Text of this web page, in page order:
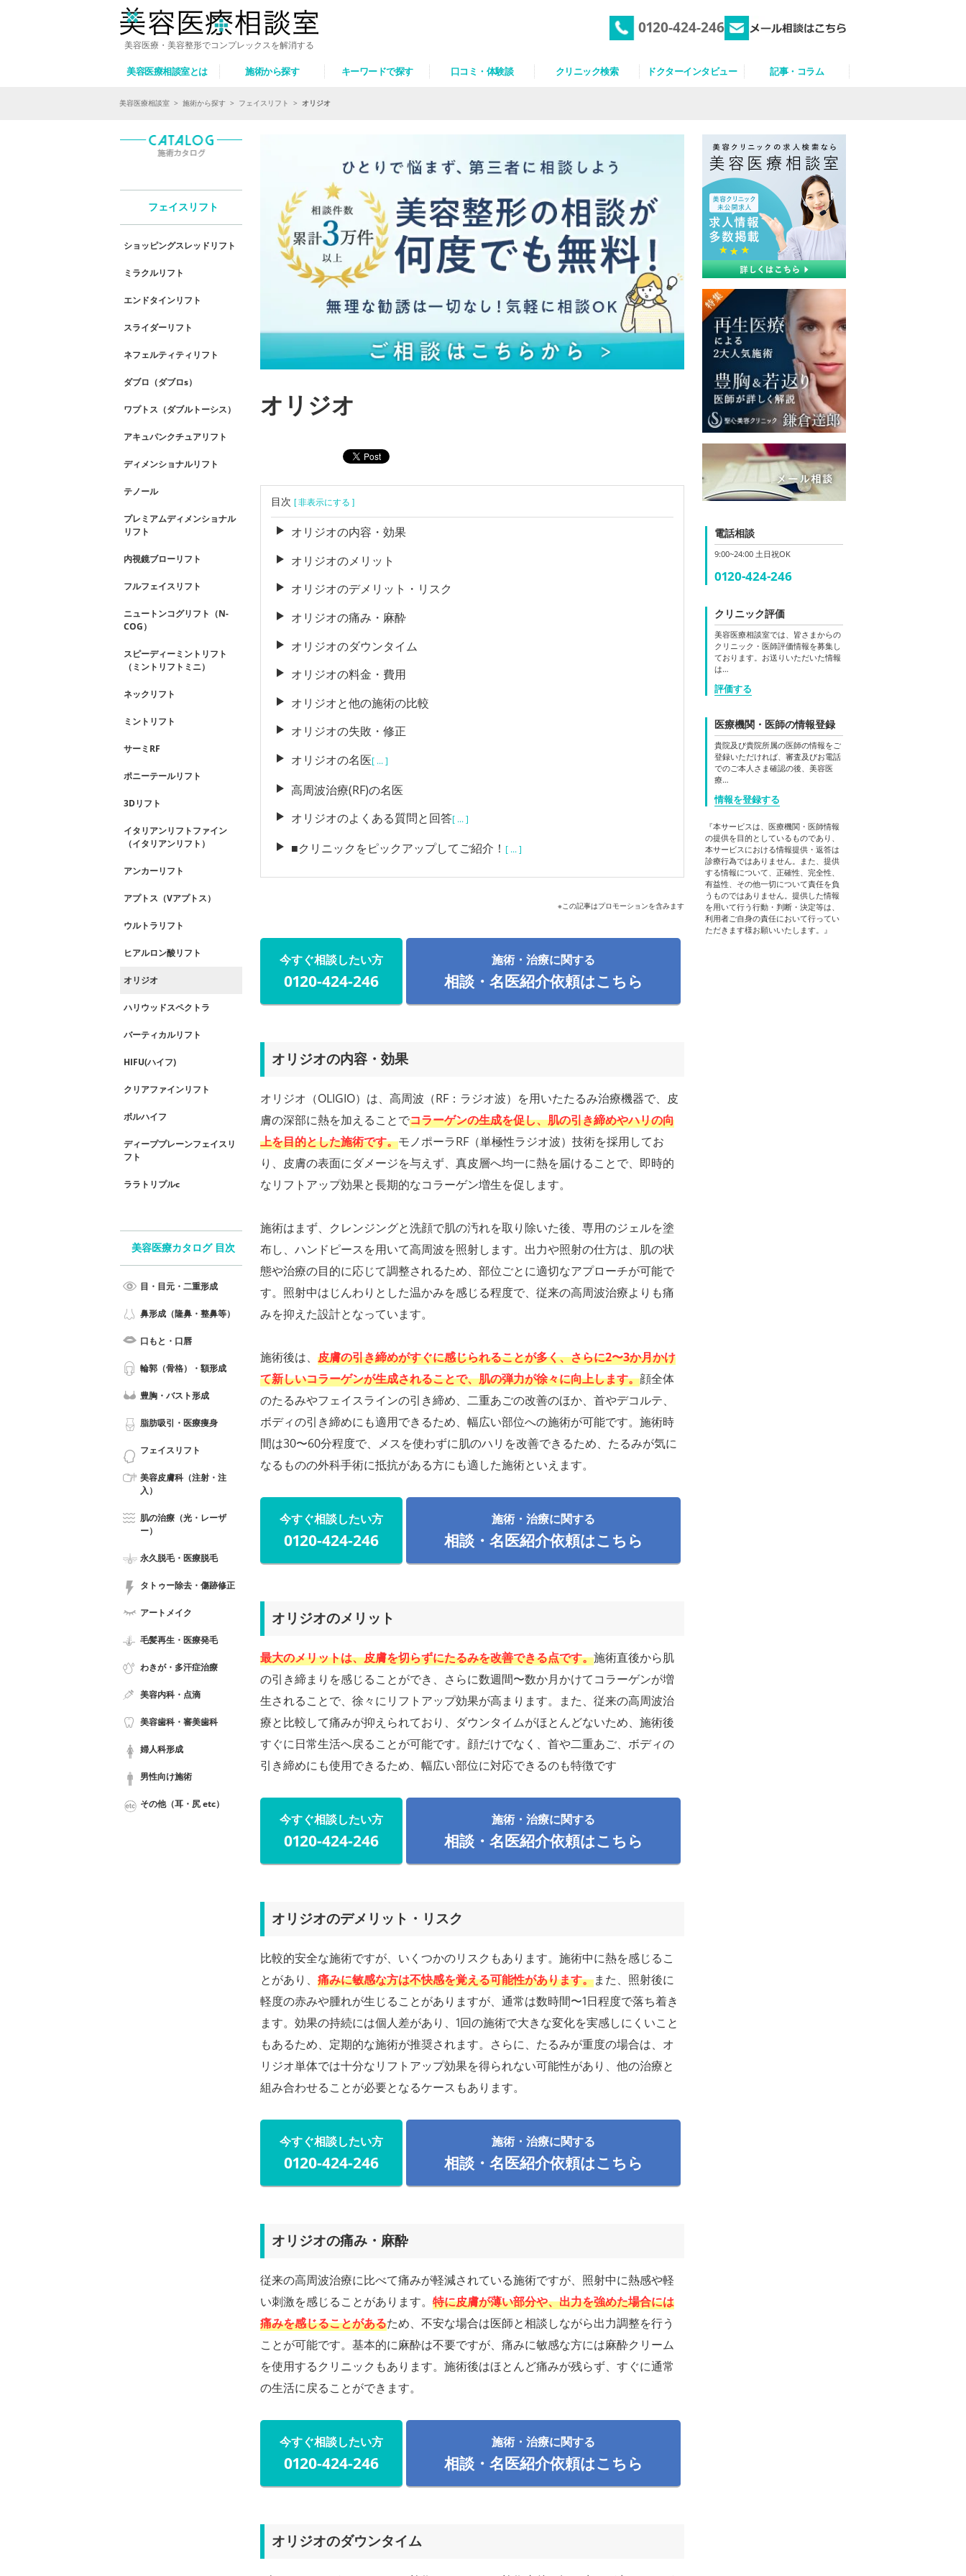
美容医療・美容整形でコンプレックスを解消する
0120-424-246
美容医療相談室とは 施術から探す キーワードで探す 口コミ・体験談 クリニック検索 ドクターインタビュー 記事・コラム
美容医療相談室 > 施術から探す > フェイスリフト > オリジオ
オリジオ
目次 [ 非表示にする ]
オリジオの内容・効果
オリジオのメリット
オリジオのデメリット・リスク
オリジオの痛み・麻酔
オリジオのダウンタイム
オリジオの料金・費用
オリジオと他の施術の比較
オリジオの失敗・修正
オリジオの名医[ ... ]
高周波治療(RF)の名医
オリジオのよくある質問と回答[ ... ]
■クリニックをピックアップしてご紹介！ [ ... ]
※この記事はプロモーションを含みます
今すぐ相談したい方
0120-424-246
施術・治療に関する
相談・名医紹介依頼はこちら
オリジオの内容・効果
オリジオ（OLIGIO）は、高周波（RF：ラジオ波）を用いたたるみ治療機器で、皮
膚の深部に熱を加えることでコラーゲンの生成を促し、肌の引き締めやハリの向
上を目的とした施術です。モノポーラRF（単極性ラジオ波）技術を採用してお
り、皮膚の表面にダメージを与えず、真皮層へ均一に熱を届けることで、即時的
なリフトアップ効果と長期的なコラーゲン増生を促します。
施術はまず、クレンジングと洗顔で肌の汚れを取り除いた後、専用のジェルを塗
布し、ハンドピースを用いて高周波を照射します。出力や照射の仕方は、肌の状
態や治療の目的に応じて調整されるため、部位ごとに適切なアプローチが可能で
す。照射中はじんわりとした温かみを感じる程度で、従来の高周波治療よりも痛
みを抑えた設計となっています。
施術後は、 皮膚の引き締めがすぐに感じられることが多く、さらに2〜3か月かけ
て新しいコラーゲンが生成されることで、肌の弾力が徐々に向上します。顔全体
のたるみやフェイスラインの引き締め、二重あごの改善のほか、首やデコルテ、
ボディの引き締めにも適用できるため、幅広い部位への施術が可能です。施術時
間は30〜60分程度で、メスを使わずに肌のハリを改善できるため、たるみが気に
なるものの外科手術に抵抗がある方にも適した施術といえます。
今すぐ相談したい方
0120-424-246
施術・治療に関する
相談・名医紹介依頼はこちら
オリジオのメリット
最大のメリットは、皮膚を切らずにたるみを改善できる点です。施術直後から肌
の引き締まりを感じることができ、さらに数週間〜数か月かけてコラーゲンが増
生されることで、徐々にリフトアップ効果が高まります。また、従来の高周波治
療と比較して痛みが抑えられており、ダウンタイムがほとんどないため、施術後
すぐに日常生活へ戻ることが可能です。顔だけでなく、首や二重あご、ボディの
引き締めにも使用できるため、幅広い部位に対応できるのも特徴です
今すぐ相談したい方
0120-424-246
施術・治療に関する
相談・名医紹介依頼はこちら
オリジオのデメリット・リスク
比較的安全な施術ですが、いくつかのリスクもあります。施術中に熱を感じるこ
とがあり、 痛みに敏感な方は不快感を覚える可能性があります。また、照射後に
軽度の赤みや腫れが生じることがありますが、通常は数時間〜1日程度で落ち着き
ます。効果の持続には個人差があり、1回の施術で大きな変化を実感しにくいこと
もあるため、定期的な施術が推奨されます。さらに、たるみが重度の場合は、オ
リジオ単体では十分なリフトアップ効果を得られない可能性があり、他の治療と
組み合わせることが必要となるケースもあります。
今すぐ相談したい方
0120-424-246
施術・治療に関する
相談・名医紹介依頼はこちら
オリジオの痛み・麻酔
従来の高周波治療に比べて痛みが軽減されている施術ですが、照射中に熱感や軽
い刺激を感じることがあります。 特に皮膚が薄い部分や、出力を強めた場合には
痛みを感じることがあるため、不安な場合は医師と相談しながら出力調整を行う
ことが可能です。基本的に麻酔は不要ですが、痛みに敏感な方には麻酔クリーム
を使用するクリニックもあります。施術後はほとんど痛みが残らず、すぐに通常
の生活に戻ることができます。
今すぐ相談したい方
0120-424-246
施術・治療に関する
相談・名医紹介依頼はこちら
オリジオのダウンタイム
フェイスリフト
ショッピングスレッドリフト
ミラクルリフト
エンドタインリフト
スライダーリフト
ネフェルティティリフト
ダブロ（ダブロs）
ワプトス（ダブルトーシス）
アキュパンクチュアリフト
ディメンショナルリフト
テノール
プレミアムディメンショナル
リフト
内視鏡ブローリフト
フルフェイスリフト
ニュートンコグリフト（N-
COG）
スピーディーミントリフト
（ミントリフトミニ）
ネックリフト
ミントリフト
サーミRF
ポニーテールリフト
3Dリフト
イタリアンリフトファイン
（イタリアンリフト）
アンカーリフト
アプトス（Vアプトス）
ウルトラリフト
ヒアルロン酸リフト
オリジオ
ハリウッドスペクトラ
バーティカルリフト
HIFU(ハイフ)
クリアファインリフト
ボルハイフ
ディーププレーンフェイスリ
フト
ララトリプルc
美容医療カタログ 目次
目・目元・二重形成
鼻形成（隆鼻・整鼻等）
口もと・口唇
輪郭（骨格）・額形成
豊胸・バスト形成
脂肪吸引・医療痩身
フェイスリフト
美容皮膚科（注射・注
入）
肌の治療（光・レーザ
ー）
永久脱毛・医療脱毛
タトゥー除去・傷跡修正
アートメイク
毛髪再生・医療発毛
わきが・多汗症治療
美容内科・点滴
美容歯科・審美歯科
婦人科形成
男性向け施術
その他（耳・尻 etc）
電話相談
9:00~24:00 土日祝OK
0120-424-246
クリニック評価
美容医療相談室では、皆さまからの
クリニック・医師評価情報を募集し
ております。お送りいただいた情報
は…
評価する
医療機関・医師の情報登録
貴院及び貴院所属の医師の情報をご
登録いただければ、審査及びお電話
でのご本人さま確認の後、美容医
療…
情報を登録する
『本サービスは、医療機関・医師情報
の提供を目的としているものであり、
本サービスにおける情報提供・返答は
診療行為ではありません。また、提供
する情報について、正確性、完全性、
有益性、その他一切について責任を負
うものではありません。提供した情報
を用いて行う行動・判断・決定等は、
利用者ご自身の責任において行ってい
ただきます様お願いいたします。』